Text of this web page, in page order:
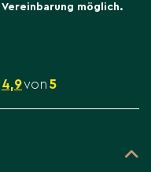
möglich.
4,9von 5